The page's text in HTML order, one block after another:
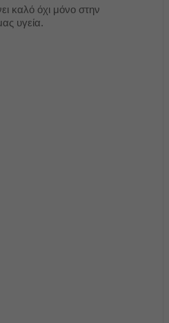
καλό όχι μόνο στην
υγεία.